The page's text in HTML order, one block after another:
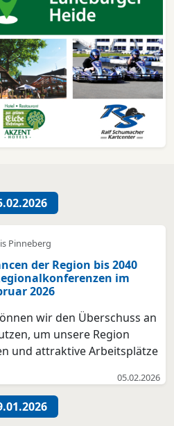
Pinneberg
der Region bis 2040
im
2026
wir den Überschuss an
um unsere Region
und attraktive Arbeitsplätze
Wie können wir in
Wassermanagement
das ...
05.02.2026